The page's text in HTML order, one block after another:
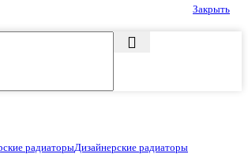
Закрыть
Дизайнерские радиаторы